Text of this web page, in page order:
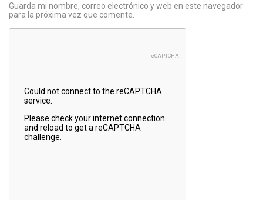
Guarda mi nombre, correo electrónico y web en este navegador
para la próxima vez que comente.